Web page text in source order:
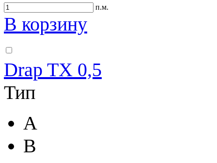
п.м.
В корзину
Drap TX 0,5
Тип
A
B